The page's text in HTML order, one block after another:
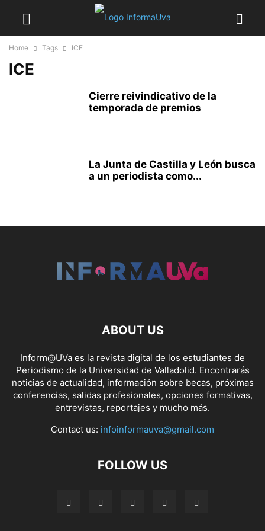
Home Tags ICE
ICE
Cierre reivindicativo de la
temporada de premios
La Junta de Castilla y León busca
a un periodista como...
ABOUT US
Inform@UVa es la revista digital de los estudiantes de
Periodismo de la Universidad de Valladolid. Encontrarás
noticias de actualidad, información sobre becas, próximas
conferencias, salidas profesionales, opciones formativas,
entrevistas, reportajes y mucho más.
Contact us: infoinformauva@gmail.com
FOLLOW US